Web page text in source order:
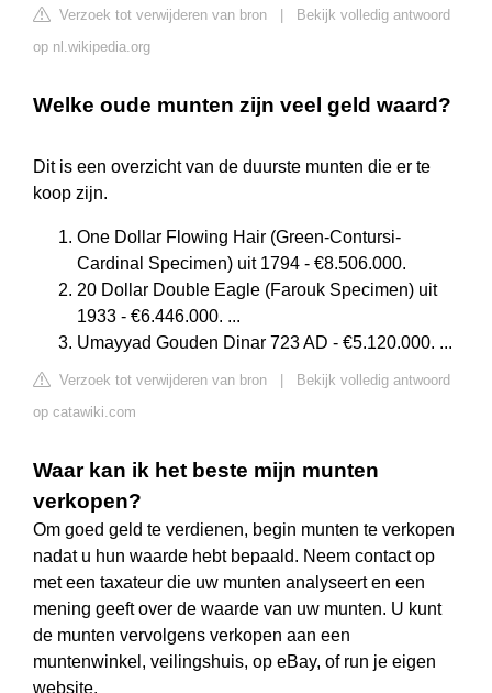
Verzoek tot verwijderen van bron
Bekijk volledig antwoord
op nl.wikipedia.org
Welke oude munten zijn veel geld waard?
Dit is een overzicht van de duurste munten die er te
koop zijn.
One Dollar Flowing Hair (Green-Contursi-
Cardinal Specimen) uit 1794 - €8.506.000.
20 Dollar Double Eagle (Farouk Specimen) uit
1933 - €6.446.000. ...
Umayyad Gouden Dinar 723 AD - €5.120.000. ...
Verzoek tot verwijderen van bron
Bekijk volledig antwoord
op catawiki.com
Waar kan ik het beste mijn munten
verkopen?
Om goed geld te verdienen, begin munten te verkopen
nadat u hun waarde hebt bepaald. Neem contact op
met een taxateur die uw munten analyseert en een
mening geeft over de waarde van uw munten. U kunt
de munten vervolgens verkopen aan een
muntenwinkel, veilingshuis, op eBay, of run je eigen
website.